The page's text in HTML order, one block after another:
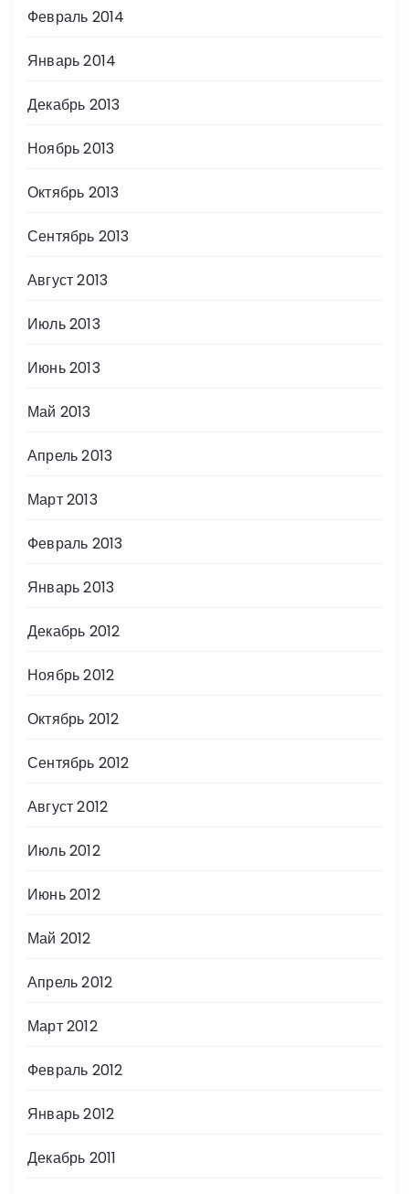
Февраль 2014
Январь 2014
Декабрь 2013
Ноябрь 2013
Октябрь 2013
Сентябрь 2013
Август 2013
Июль 2013
Июнь 2013
Май 2013
Апрель 2013
Март 2013
Февраль 2013
Январь 2013
Декабрь 2012
Ноябрь 2012
Октябрь 2012
Сентябрь 2012
Август 2012
Июль 2012
Июнь 2012
Май 2012
Апрель 2012
Март 2012
Февраль 2012
Январь 2012
Декабрь 2011